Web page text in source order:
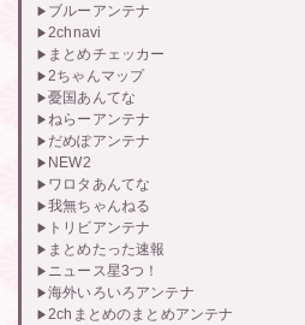
ブルーアンテナ
2chnavi
まとめチェッカー
2ちゃんマップ
憂国あんてな
ねらーアンテナ
だめぽアンテナ
NEW2
ワロタあんてな
我無ちゃんねる
トリビアンテナ
まとめたった速報
ニュース星3つ！
海外いろいろアンテナ
2chまとめのまとめアンテナ